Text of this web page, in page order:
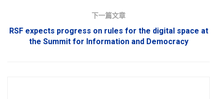
下一篇文章
RSF expects progress on rules for the digital space at
the Summit for Information and Democracy